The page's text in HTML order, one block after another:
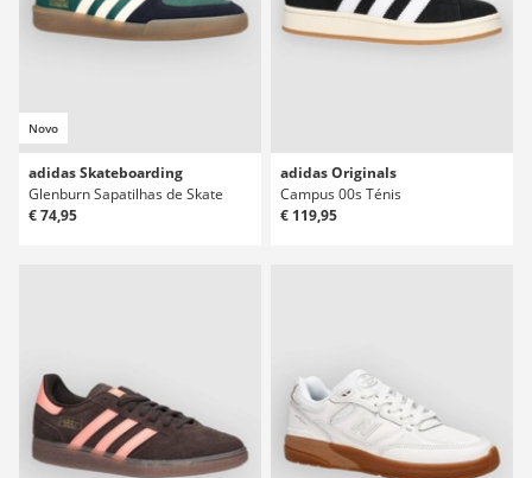
Novo
adidas Skateboarding
Glenburn Sapatilhas de Skate
€ 74,95
adidas Originals
Campus 00s Ténis
€ 119,95